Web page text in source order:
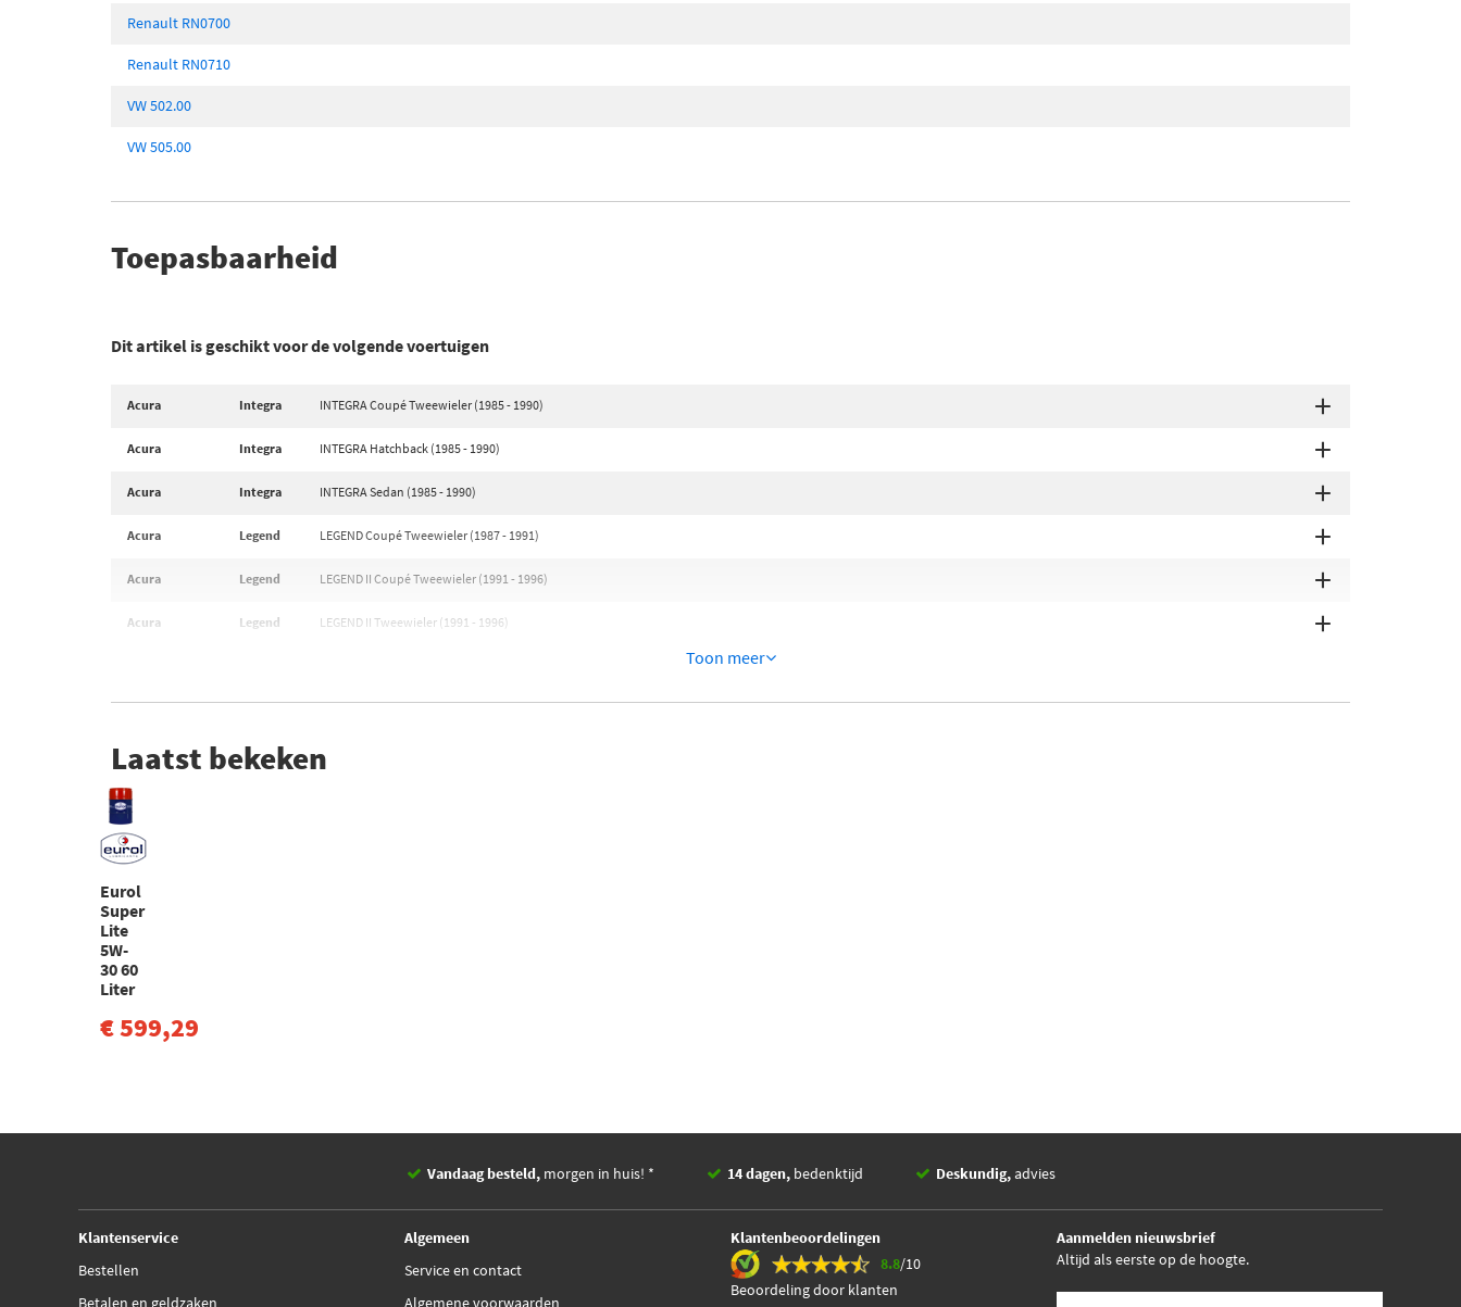
Renault RN0700
Renault RN0710
VW 502.00
VW 505.00
Toepasbaarheid
Dit artikel is geschikt voor de volgende voertuigen
Acura Integra INTEGRA Coupé Tweewieler (1985 - 1990)
Acura Integra INTEGRA Hatchback (1985 - 1990)
Acura Integra INTEGRA Sedan (1985 - 1990)
Acura Legend LEGEND Coupé Tweewieler (1987 - 1991)
Acura Legend LEGEND II Coupé Tweewieler (1991 - 1996)
Acura Legend LEGEND II Tweewieler (1991 - 1996)
Toon meer
Laatst bekeken
Eurol
Super
Lite
5W-
30 60
Liter
€ 599,29
Vandaag besteld, morgen in huis! * 14 dagen, bedenktijd Deskundig,advies
Klantenservice
Bestellen
Betalen en geldzaken
Algemeen
Service en contact
Algemene voorwaarden
Klantenbeoordelingen
8.8/10
Beoordeling door klanten
Aanmelden nieuwsbrief
Altijd als eerste op de hoogte.